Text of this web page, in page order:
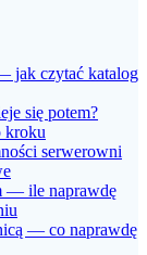
jak czytać katalog
się potem?
kroku
serwerowni
— ile naprawdę
— co naprawdę